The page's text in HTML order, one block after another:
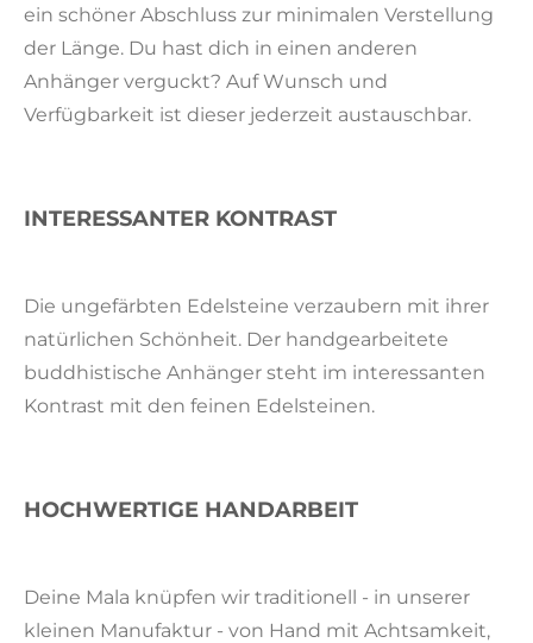
ein schöner Abschluss zur minimalen Verstellung
der Länge. Du hast dich in einen anderen
Anhänger verguckt? Auf Wunsch und
Verfügbarkeit ist dieser jederzeit austauschbar.
INTERESSANTER KONTRAST
Die ungefärbten Edelsteine verzaubern mit ihrer
natürlichen Schönheit. Der handgearbeitete
buddhistische Anhänger steht im interessanten
Kontrast mit den feinen Edelsteinen.
HOCHWERTIGE HANDARBEIT
Deine Mala knüpfen wir traditionell - in unserer
kleinen Manufaktur - von Hand mit Achtsamkeit,